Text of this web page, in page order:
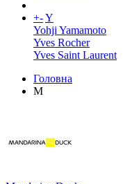
+-Y
Yohji Yamamoto
Yves Rocher
Yves Saint Laurent
Головна
M